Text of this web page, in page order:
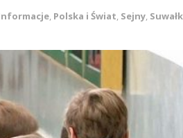
, Polska i Świat, Sejny,